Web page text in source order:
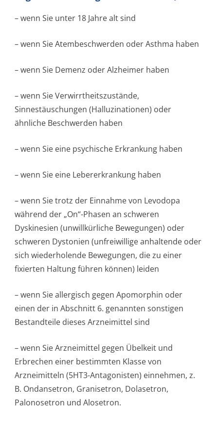
– wenn Sie unter 18 Jahre alt sind
– wenn Sie Atembeschwerden oder Asthma haben
– wenn Sie Demenz oder Alzheimer haben
– wenn Sie Verwirrtheitszus­tände,
Sinnestäuschungen (Halluzinationen) oder
ähnliche Beschwerden haben
– wenn Sie eine psychische Erkrankung haben
– wenn Sie eine Lebererkrankung haben
– wenn Sie trotz der Einnahme von Levodopa
während der „On“-Phasen an schweren
Dyskinesien (unwillkürliche Bewegungen) oder
schweren Dystonien (unfreiwillige anhaltende oder
sich wiederholende Bewegungen, die zu einer
fixierten Haltung führen können) leiden
– wenn Sie allergisch gegen Apomorphin oder
einen der in Abschnitt 6. genannten sonstigen
Bestandteile dieses Arzneimittel sind
– wenn Sie Arzneimittel gegen Übelkeit und
Erbrechen einer bestimmten Klasse von
Arzneimitteln (5HT3-Antagonisten) einnehmen, z.
B. Ondansetron, Granisetron, Dolasetron,
Palonosetron und Alosetron.